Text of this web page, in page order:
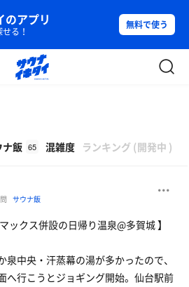
のアプリ
る！
無料で使う
ナ飯 65 混雑度 ランキング (開発中 )
サウナ飯
ックス併設の日帰り温泉@多賀城 】
中央・汗蒸幕の湯が多かったので、
へ行こうとジョギング開始。仙台駅前